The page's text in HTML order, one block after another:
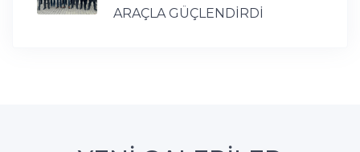
ARAÇLA GÜÇLENDİRDİ